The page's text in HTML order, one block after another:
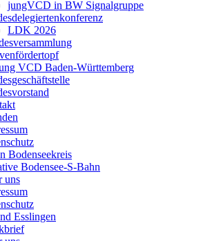
jungVCD in BW Signalgruppe
LDK 2026
VCD Baden-Württemberg
Bodenseekreis
Bodensee-S-Bahn
uns
Esslingen